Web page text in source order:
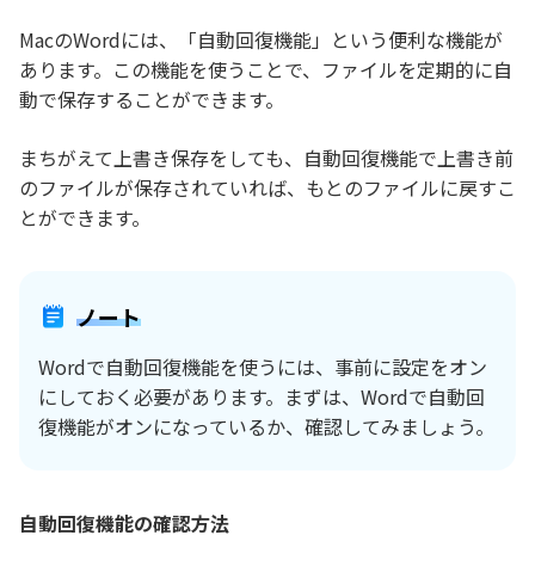
MacのWordには、「自動回復機能」という便利な機能が
あります。この機能を使うことで、ファイルを定期的に自
動で保存することができます。
まちがえて上書き保存をしても、自動回復機能で上書き前
のファイルが保存されていれば、もとのファイルに戻すこ
とができます。
ノート
Wordで自動回復機能を使うには、事前に設定をオン
にしておく必要があります。まずは、Wordで自動回
復機能がオンになっているか、確認してみましょう。
自動回復機能の確認方法